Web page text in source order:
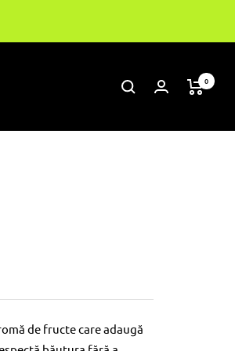
0
de fructe care adaugă